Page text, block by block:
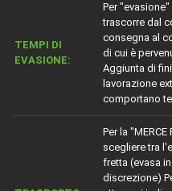
TEMPI DI
EVASIONE:
Per
trascorre dal
consegna al
di cui è
Aggiunta di
lavorazione
comportano
Per la
scegliere tra
fretta (evasa
discrezione)